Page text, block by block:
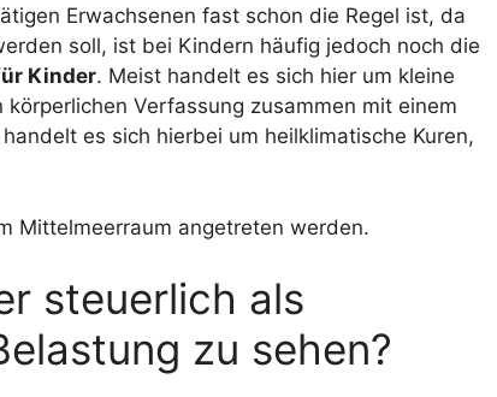
Erwachsenen fast schon die Regel ist, da
soll, ist bei Kindern häufig jedoch noch die
Kinder. Meist handelt es sich hier um kleine
Verfassung zusammen mit einem
es sich hierbei um heilklimatische Kuren,
Mittelmeerraum angetreten werden.
steuerlich als
zu sehen?